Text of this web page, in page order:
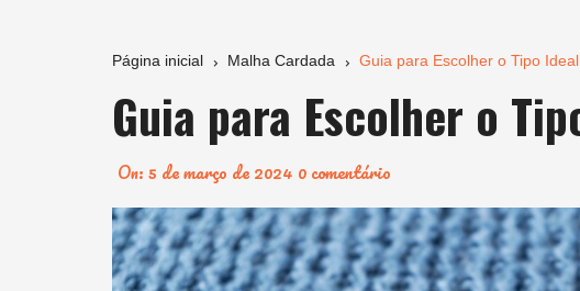
Página inicial Malha Cardada Guia para Escolher o Tipo
Guia para Escolher o
On:5 de março de 2024 0 comentário